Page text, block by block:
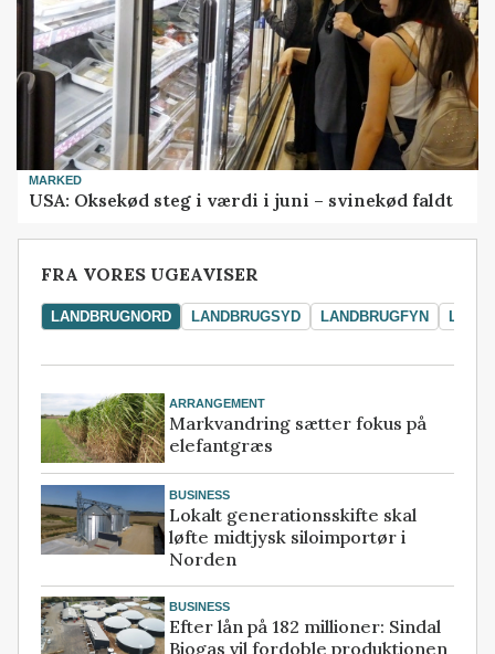
MARKED
USA: Oksekød steg i værdi i juni – svinekød faldt
FRA VORES UGEAVISER
LANDBRUGNORD LANDBRUGSYD LANDBRUGFYN
ARRANGEMENT
Markvandring sætter fokus på
elefantgræs
BUSINESS
Lokalt generationsskifte skal
løfte midtjysk siloimportør i
Norden
BUSINESS
Efter lån på 182 millioner: Sindal
Biogas vil fordoble produktionen